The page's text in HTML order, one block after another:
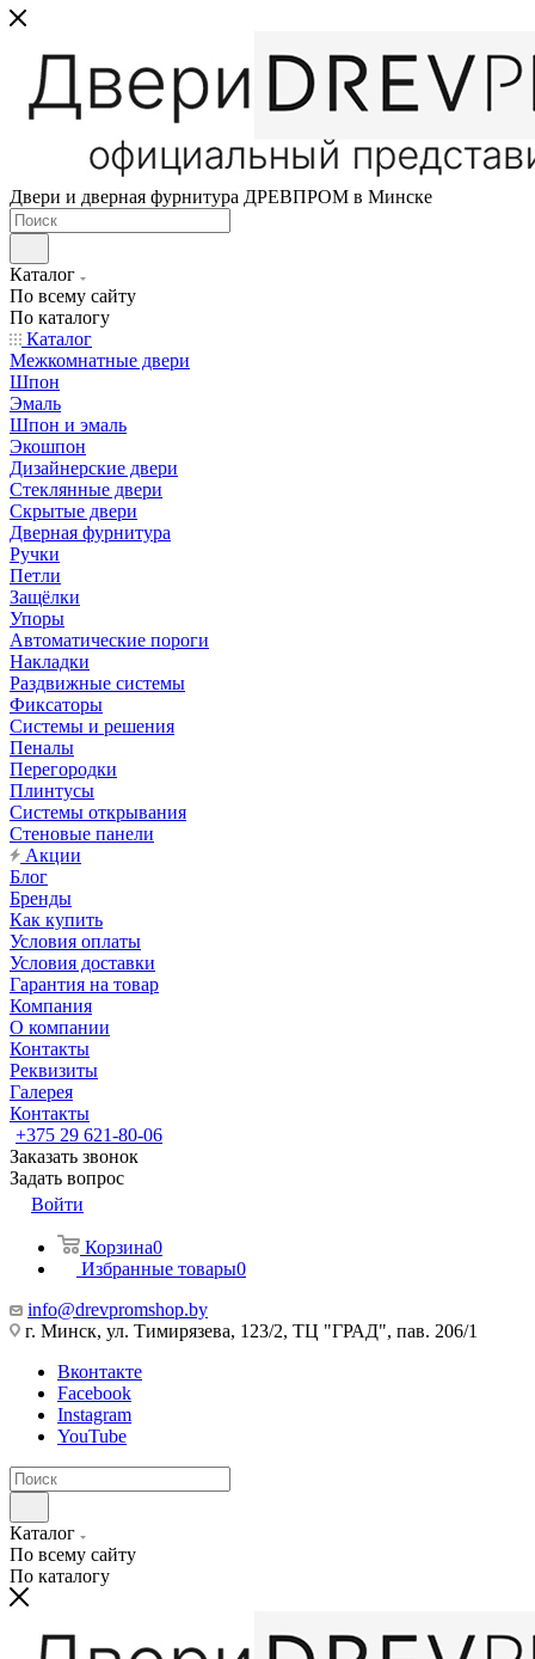
Двери и дверная фурнитура ДРЕВПРОМ в Минске
Каталог
По всему сайту
По каталогу
Каталог
Межкомнатные двери
Шпон
Эмаль
Шпон и эмаль
Экошпон
Дизайнерские двери
Стеклянные двери
Скрытые двери
Дверная фурнитура
Ручки
Петли
Защёлки
Упоры
Автоматические пороги
Накладки
Раздвижные системы
Фиксаторы
Системы и решения
Пеналы
Перегородки
Плинтусы
Системы открывания
Стеновые панели
Акции
Блог
Бренды
Как купить
Условия оплаты
Условия доставки
Гарантия на товар
Компания
О компании
Контакты
Реквизиты
Галерея
Контакты
+375 29 621-80-06
Заказать звонок
Задать вопрос
Войти
Корзина0
Избранные товары0
info@drevpromshop.by
г. Минск, ул. Тимирязева, 123/2, ТЦ "ГРАД", пав. 206/1
Вконтакте
Facebook
Instagram
YouTube
Каталог
По всему сайту
По каталогу